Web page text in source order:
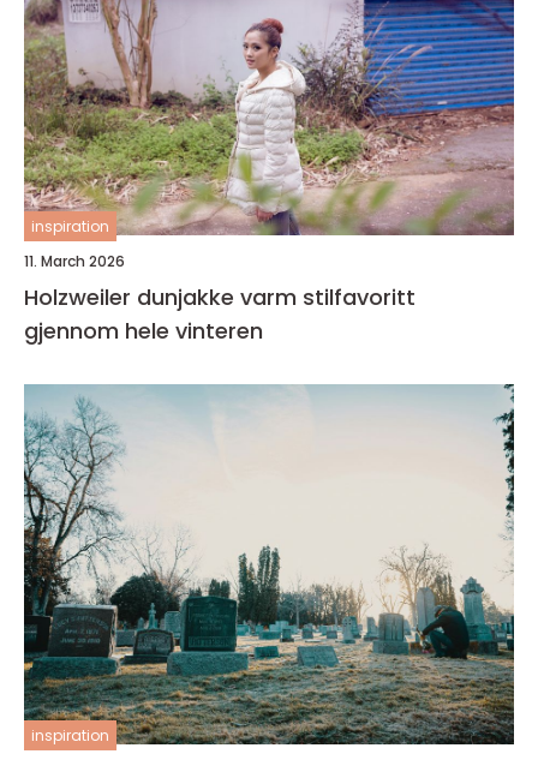
inspiration
11. March 2026
Holzweiler dunjakke varm stilfavoritt
gjennom hele vinteren
inspiration